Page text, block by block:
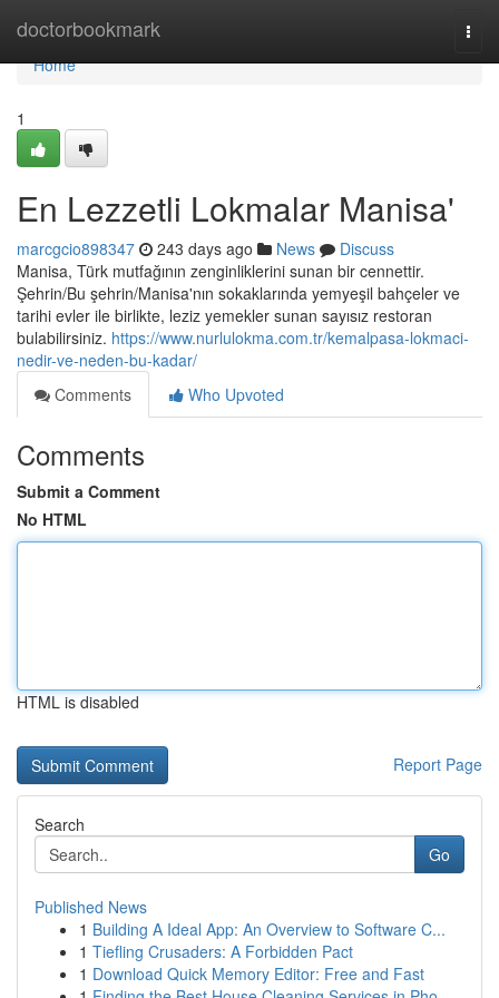
doctorbookmark
Home
Home
1
En Lezzetli Lokmalar Manisa'
marcgcio898347 243 days ago News
Discuss
Manisa, Türk mutfağının zenginliklerini sunan bir cennettir.
Şehrin/Bu şehrin/Manisa'nın sokaklarında yemyeşil bahçeler ve
tarihi evler ile birlikte, leziz yemekler sunan sayısız restoran
bulabilirsiniz. https://www.nurlulokma.com.tr/kemalpasa-lokmaci-
nedir-ve-neden-bu-kadar/
Comments
Who Upvoted
Comments
Submit a Comment
No HTML
HTML is disabled
Report Page
Search
Go
Published News
1 Building A Ideal App: An Overview to Software C...
1 Tiefling Crusaders: A Forbidden Pact
1 Download Quick Memory Editor: Free and Fast